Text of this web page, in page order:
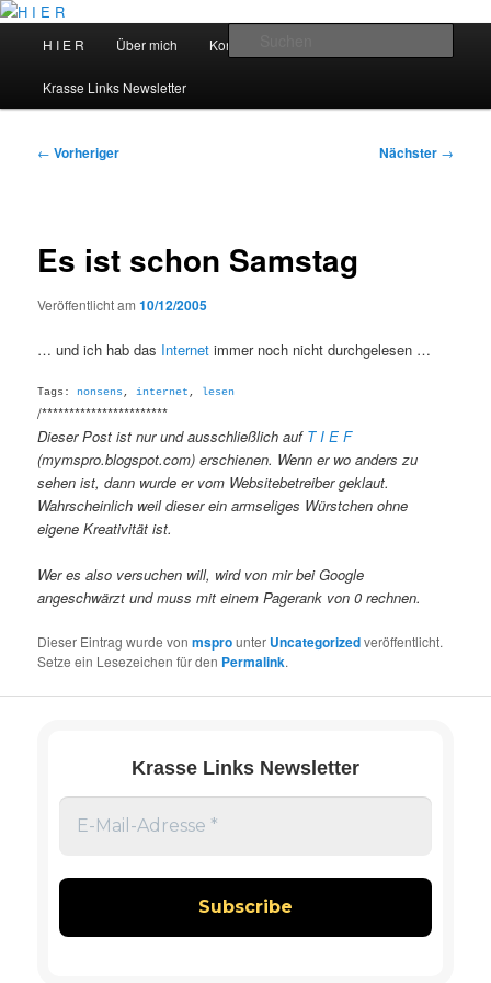
Zum
springenH I E R
H I E R Über mich Kontakt
Krasse Links Newsletter
Beitragsnavigation
← Vorheriger Nächster →
Es ist schon Samstag
Veröffentlicht am10/12/2005
… und ich hab das Internetimmer noch nicht durchgelesen …
Tags:nonsens,internet, lesen
/***********************
Dieser Post ist nur und ausschließlich auf T I E F
(mymspro.blogspot.com) erschienen. Wenn er wo anders zu
sehen ist, dann wurde er vom Websitebetreiber geklaut.
Wahrscheinlich weil dieser ein armseliges Würstchen ohne
eigene Kreativität ist.
Wer es also versuchen will, wird von mir bei Google
angeschwärzt und muss mit einem Pagerank von 0 rechnen.
Dieser Eintrag wurde vonmsprounter Uncategorizedveröffentlicht.
Setze ein Lesezeichen für den Permalink.
Krasse Links Newsletter